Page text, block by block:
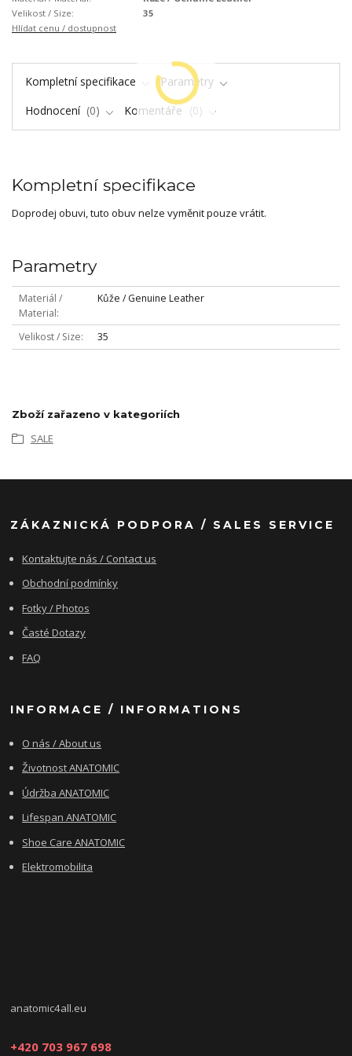
Velikost / Size:
35
Hlídat cenu / dostupnost
Kompletní specifikace
Parametry
Hodnocení
0 Komentáře 0
Kompletní specifikace
Doprodej obuvi, tuto obuv nelze vyměnit pouze vrátit.
Parametry
Materiál /
Material
Kůže / Genuine Leather
Velikost / Size 35
Zboží zařazeno v kategoriích
SALE
ZÁKAZNICKÁ PODPORA / SALES SERVICE
Kontaktujte nás / Contact us
Obchodní podmínky
Fotky / Photos
Časté Dotazy
FAQ
INFORMACE / INFORMATIONS
O nás / About us
Životnost ANATOMIC
Údržba ANATOMIC
Lifespan ANATOMIC
Shoe Care ANATOMIC
Elektromobilita
anatomic4all.eu
+420 703 967 698